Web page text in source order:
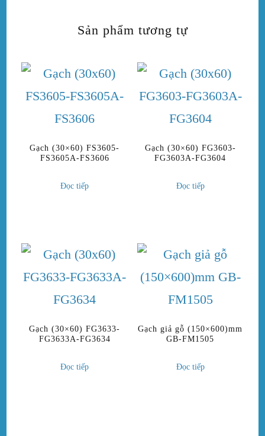
Sản phẩm tương tự
Gạch (30×60) FS3605-
FS3605A-FS3606
Đọc tiếp
Gạch (30×60) FG3603-
FG3603A-FG3604
Đọc tiếp
Gạch (30×60) FG3633-
FG3633A-FG3634
Đọc tiếp
Gạch giả gỗ (150×600)mm
GB-FM1505
Đọc tiếp